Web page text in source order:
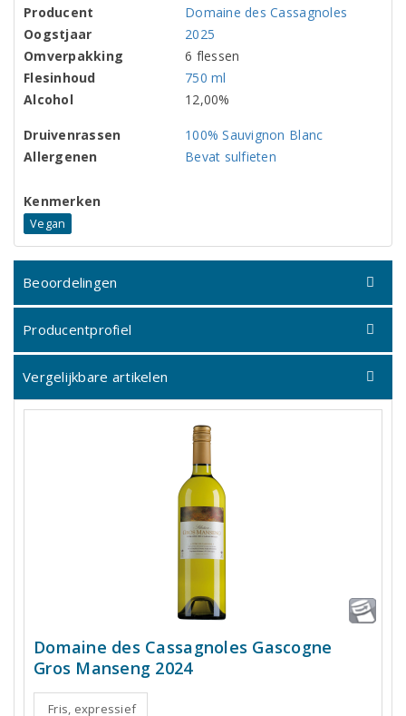
Producent
Domaine des Cassagnoles
Oogstjaar
2025
Omverpakking
6 flessen
Flesinhoud
750 ml
Alcohol
12,00%
Druivenrassen
100% Sauvignon Blanc
Allergenen
Bevat sulfieten
Kenmerken
Vegan
Beoordelingen
Producentprofiel
Vergelijkbare artikelen
Domaine des Cassagnoles Gascogne
Gros Manseng 2024
Fris, expressief